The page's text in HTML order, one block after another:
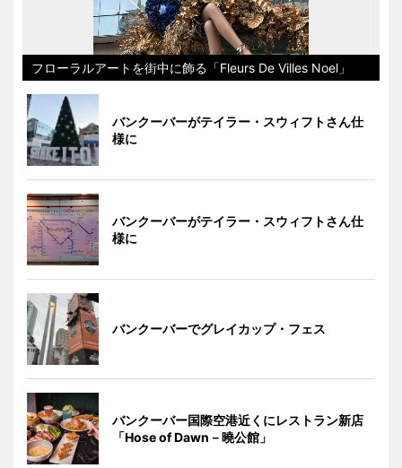
フローラルアートを街中に飾る「Fleurs De Villes Noel」
バンクーバーがテイラー・スウィフトさん仕
様に
バンクーバーがテイラー・スウィフトさん仕
様に
バンクーバーでグレイカップ・フェス
バンクーバー国際空港近くにレストラン新店
「Hose of Dawn－曉公館」